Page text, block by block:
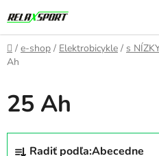
na
obsah
Domov
/ e-shop / Elektrobicykle / s
Ah
25 Ah
R
Radiť podľa:Abecedne